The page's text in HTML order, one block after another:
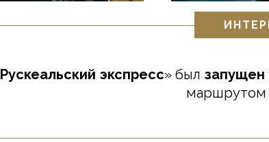
Рускеальский экспресс» был запущен
маршрутом